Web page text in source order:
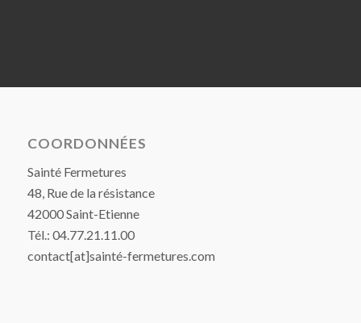
COORDONNÉES
Sainté Fermetures
48, Rue de la résistance
42000 Saint-Etienne
Tél.: 04.77.21.11.00
contact[at]sainté-fermetures.com